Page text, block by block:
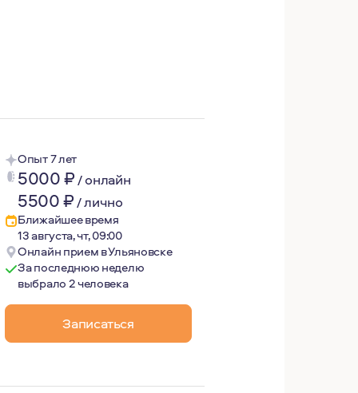
о мире, о самом себе, открывает новые
Опыт 7 лет
5000₽/онлайн
5500₽/лично
Ближайшее время
13 августа, чт, 09:00
Онлайн прием в Ульяновске
За последнюю неделю
выбрало 2 человека
Записаться
работа, и хобби. Я постоянно посещаю семинары и
квалификацию в области психотерапии по
Анализа (ЕАТА)и Санкт-Петербургского